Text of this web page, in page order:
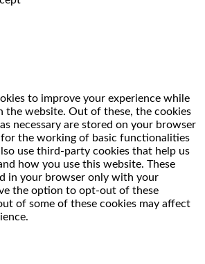
to improve your experience while
the website. Out of these, the cookies
necessary are stored on your browser
for the working of basic functionalities
use third-party cookies that help us
how you use this website. These
in your browser only with your
the option to opt-out of these
of some of these cookies may affect